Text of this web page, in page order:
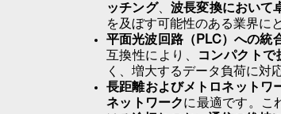
ッチング、 波長変換において
を及ぼす可能性のある業界に
平面光波回路（PLC）への統
互換性により、
コンパクトで
く、増大するデータ負荷に対
長距離およびメトロネットワ
ネットワークに最適です。こ